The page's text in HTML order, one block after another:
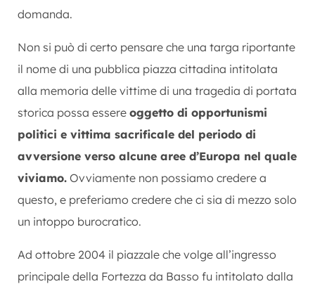
domanda.
Non si può di certo pensare che una targa riportante
il nome di una pubblica piazza cittadina intitolata
alla memoria delle vittime di una tragedia di portata
storica possa essere oggetto di opportunismi
politici e vittima sacrificale del periodo di
avversione verso alcune aree d’Europa nel quale
viviamo. Ovviamente non possiamo credere a
questo, e preferiamo credere che ci sia di mezzo solo
un intoppo burocratico.
Ad ottobre 2004 il piazzale che volge all’ingresso
principale della Fortezza da Basso fu intitolato dalla